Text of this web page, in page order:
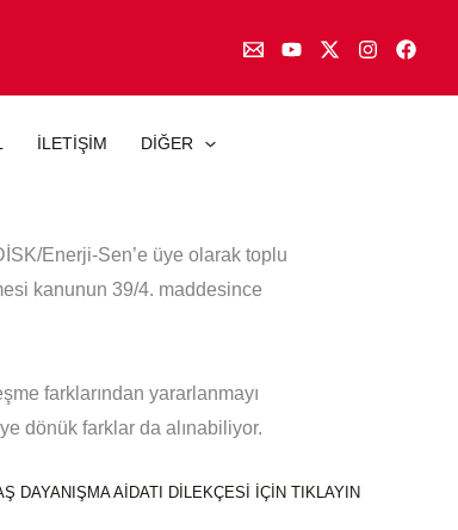
İLETİŞİM DİĞER
Enerji-Sen’e üye olarak toplu
kanunun 39/4. maddesince
farklarından yararlanmayı
dönük farklar da alınabiliyor.
DAYANIŞMA AİDATI DİLEKÇESİ İÇİN TIKLAYIN